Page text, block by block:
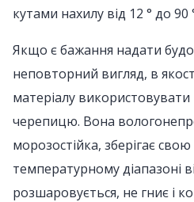
кутами нахилу від 12 ° до 90
Якщо є бажання надати
неповторний вигляд, в
матеріалу
черепицю. Вона
морозостійка, зберігає
температурному діапазоні
розшаровується, не гниє і